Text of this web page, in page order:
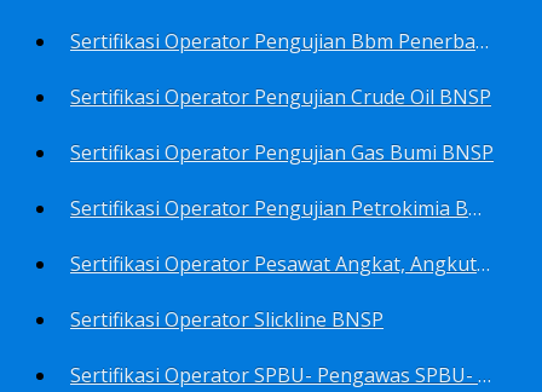
Sertifikasi Operator Pengujian Bbm Penerbangan Dan Non Penerbangan BNSP
Sertifikasi Operator Pengujian Crude Oil BNSP
Sertifikasi Operator Pengujian Gas Bumi BNSP
Sertifikasi Operator Pengujian Petrokimia BNSP
Sertifikasi Operator Pesawat Angkat, Angkut Dan Juru Ikat Beban BNSP
Sertifikasi Operator Slickline BNSP
Sertifikasi Operator SPBU- Pengawas SPBU- Teknisi SPBU- Teknisi Service Station SPBU BNSP